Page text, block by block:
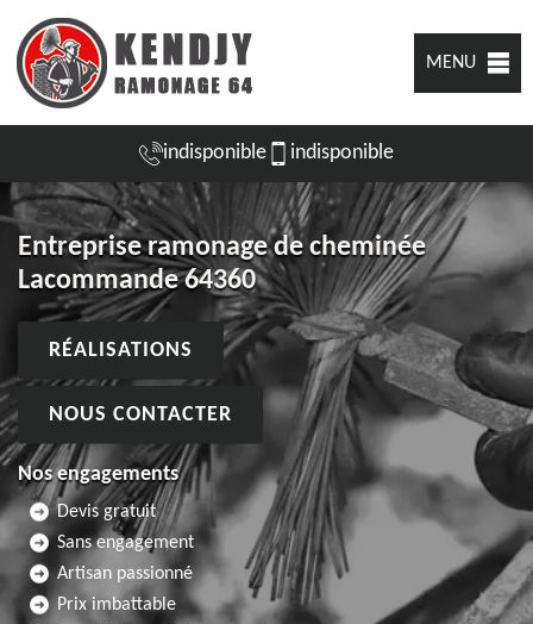
MENU
indisponible indisponible
Entreprise ramonage de cheminée
Lacommande 64360
RÉALISATIONS
NOUS CONTACTER
Nos engagements
Devis gratuit
Sans engagement
Artisan passionné
Prix imbattable